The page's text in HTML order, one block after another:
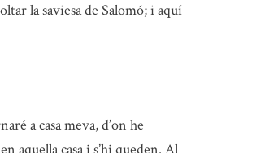
la saviesa de Salomó; i aquí
a casa meva, d’on he